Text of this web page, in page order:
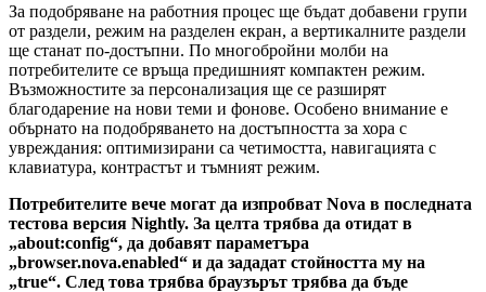
За подобряване на работния процес ще бъдат добавени групи
от раздели, режим на разделен екран, а вертикалните раздели
ще станат по-достъпни. По многобройни молби на
потребителите се връща предишният компактен режим.
Възможностите за персонализация ще се разширят
благодарение на нови теми и фонове. Особено внимание е
обърнато на подобряването на достъпността за хора с
увреждания: оптимизирани са четимостта, навигацията с
клавиатура, контрастът и тъмният режим.
Потребителите вече могат да изпробват Nova в последната
тестова версия Nightly. За целта трябва да отидат в
„about:config“, да добавят параметъра
„browser.nova.enabled“ и да зададат стойността му на
„true“. След това трябва браузърът трябва да бъде